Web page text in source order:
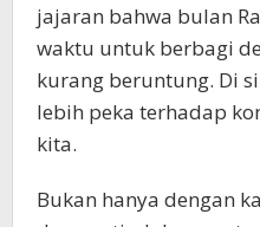
jajaran bahwa bulan
waktu untuk berbagi
kurang beruntung. Di
lebih peka terhadap
kita.
Bukan hanya dengan